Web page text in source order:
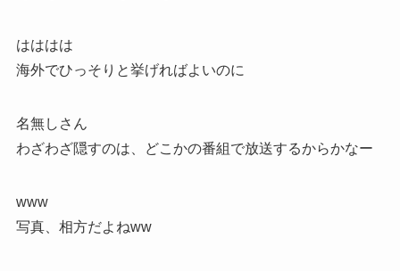
はははは
海外でひっそりと挙げればよいのに
名無しさん
わざわざ隠すのは、どこかの番組で放送するからかなー
www
写真、相方だよねww